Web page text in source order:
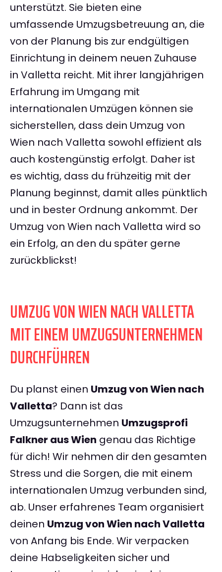
unterstützt. Sie bieten eine
umfassende Umzugsbetreuung an, die
von der Planung bis zur endgültigen
Einrichtung in deinem neuen Zuhause
in Valletta reicht. Mit ihrer langjährigen
Erfahrung im Umgang mit
internationalen Umzügen können sie
sicherstellen, dass dein Umzug von
Wien nach Valletta sowohl effizient als
auch kostengünstig erfolgt. Daher ist
es wichtig, dass du frühzeitig mit der
Planung beginnst, damit alles pünktlich
und in bester Ordnung ankommt. Der
Umzug von Wien nach Valletta wird so
ein Erfolg, an den du später gerne
zurückblickst!
UMZUG VON WIEN NACH VALLETTA
MIT EINEM UMZUGSUNTERNEHMEN
DURCHFÜHREN
Du planst einen Umzug von Wien nach
Valletta? Dann ist das
Umzugsunternehmen Umzugsprofi
Falkner aus Wien genau das Richtige
für dich! Wir nehmen dir den gesamten
Stress und die Sorgen, die mit einem
internationalen Umzug verbunden sind,
ab. Unser erfahrenes Team organisiert
deinen Umzug von Wien nach Valletta
von Anfang bis Ende. Wir verpacken
deine Habseligkeiten sicher und